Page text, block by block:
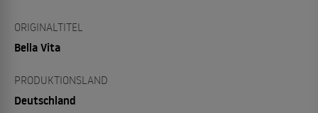
ORIGINALTITEL
Bella Vita
PRODUKTIONSLAND
Deutschland